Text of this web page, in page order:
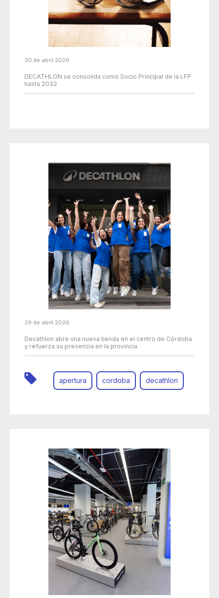
30 de abril 2026
DECATHLON se consolida como Socio Principal de la LFP
hasta 2032
29 de abril 2026
Decathlon abre una nueva tienda en el centro de Córdoba
y refuerza su presencia en la provincia
apertura cordoba decathlon